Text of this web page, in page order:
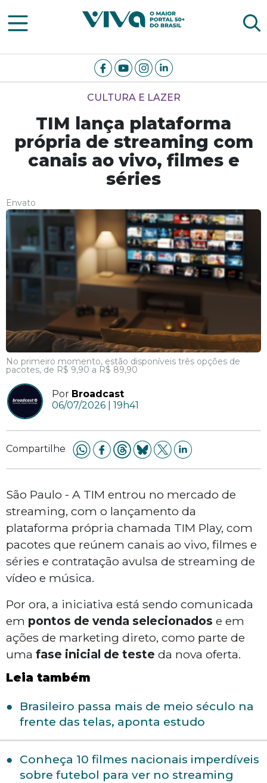
Viva Notícias
CULTURA E LAZER
TIM lança plataforma
própria de streaming com
canais ao vivo, filmes e
séries
Envato
No primeiro momento, estão disponíveis três opções de
pacotes, de R$ 9,90 a R$ 89,90
Por Broadcast
06/07/2026 | 19h41
Compartilhe
São Paulo - A TIM entrou no mercado de
streaming, com o lançamento da
plataforma própria chamada TIM Play, com
pacotes que reúnem canais ao vivo, filmes e
séries e contratação avulsa de streaming de
vídeo e música.
Por ora, a iniciativa está sendo comunicada
em pontos de venda selecionados e em
ações de marketing direto, como parte de
uma fase inicial de teste da nova oferta.
Leia também
Brasileiro passa mais de meio século na
frente das telas, aponta estudo
Conheça 10 filmes nacionais imperdíveis
sobre futebol para ver no streaming